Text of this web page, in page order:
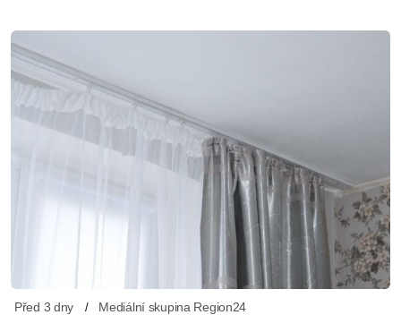
Před 3 dny Mediální skupina Region24